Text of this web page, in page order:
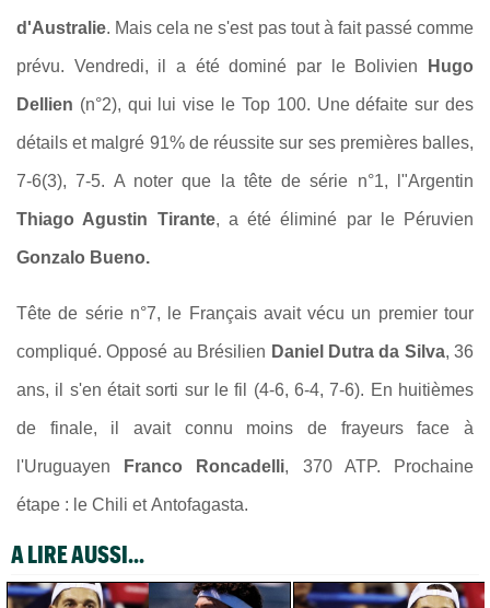
d'Australie. Mais cela ne s'est pas tout à fait passé comme
prévu. Vendredi, il a été dominé par le Bolivien Hugo
Dellien (n°2), qui lui vise le Top 100. Une défaite sur des
détails et malgré 91% de réussite sur ses premières balles,
7-6(3), 7-5. A noter que la tête de série n°1, l"Argentin
Thiago Agustin Tirante, a été éliminé par le Péruvien
Gonzalo Bueno.
Tête de série n°7, le Français avait vécu un premier tour
compliqué. Opposé au Brésilien Daniel Dutra da Silva, 36
ans, il s'en était sorti sur le fil (4-6, 6-4, 7-6). En huitièmes
de finale, il avait connu moins de frayeurs face à
l'Uruguayen Franco Roncadelli, 370 ATP. Prochaine
étape : le Chili et Antofagasta.
A LIRE AUSSI...